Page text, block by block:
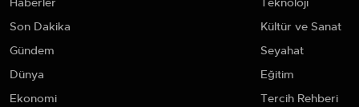
Son Dakika
Gündem
Dünya
Ekonomi
Kültür ve Sanat
Seyahat
Eğitim
Tercih Rehberi